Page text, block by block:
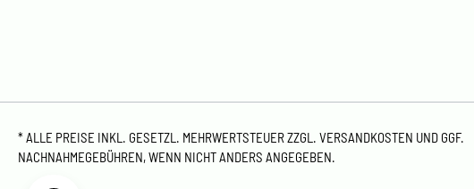
* ALLE PREISE INKL. GESETZL. MEHRWERTSTEUER ZZGL. VERSANDKOSTEN UND GGF.
NACHNAHMEGEBÜHREN, WENN NICHT ANDERS ANGEGEBEN.